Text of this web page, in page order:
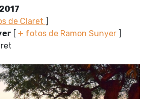
de Claret ]
[ + fotos de Ramon Sunyer ]